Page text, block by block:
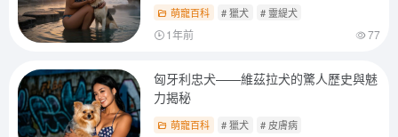
萌寵百科 # 獵犬 # 靈緹犬
1年前 77
匈牙利忠犬——維茲拉犬的驚人歷史與魅
力揭秘
萌寵百科 # 獵犬 # 皮膚病